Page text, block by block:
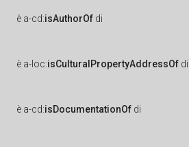
è a-cd:isAuthorOf di
è a-loc:isCulturalPropertyAddressOf di
è a-cd:isDocumentationOf di